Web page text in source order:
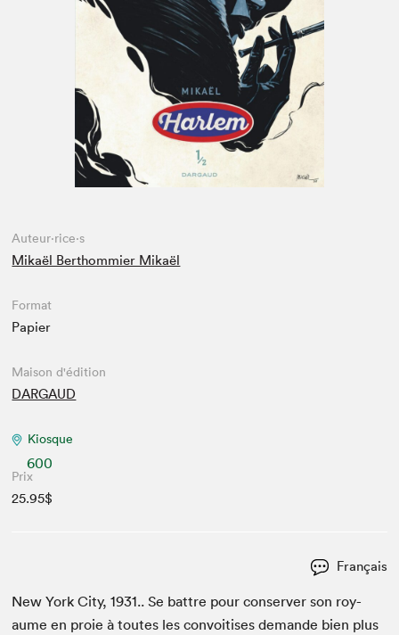
Espace enseignant·e·s
Auteur·rice·s
Mikaël Berthommier Mikaël
Format
Papier
Maison d'édition
DARGAUD
Kiosque
600
Prix
25.95$
Français
New York City,1931.. Se bat­tre pour con­serv­er son roy­
aume en proie à toutes les con­voitis­es demande bien plus